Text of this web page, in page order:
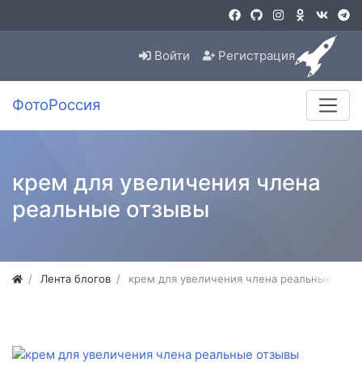
Войти Регистрация
ФотоРоссия
крем для увеличения члена
реальные отзывы
Лента блогов крем для увеличения члена реальные